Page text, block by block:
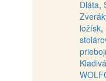
Dláta,
ložísk,
Kladivá